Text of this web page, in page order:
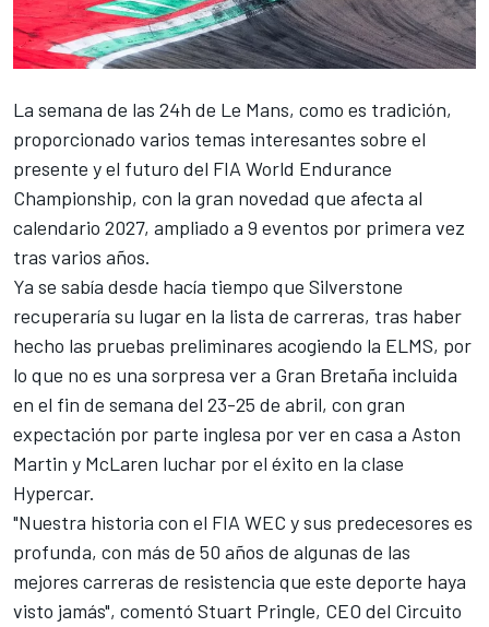
La semana de las 24h de Le Mans, como es tradición,
proporcionado varios temas interesantes sobre el
presente y el futuro del FIA World Endurance
Championship, con la gran novedad que afecta al
calendario 2027, ampliado a 9 eventos por primera vez
tras varios años.
Ya se sabía desde hacía tiempo que Silverstone
recuperaría su lugar en la lista de carreras, tras haber
hecho las pruebas preliminares acogiendo la ELMS, por
lo que no es una sorpresa ver a Gran Bretaña incluida
en el fin de semana del 23-25 de abril, con gran
expectación por parte inglesa por ver en casa a Aston
Martin y McLaren luchar por el éxito en la clase
Hypercar.
"Nuestra historia con el FIA WEC y sus predecesores es
profunda, con más de 50 años de algunas de las
mejores carreras de resistencia que este deporte haya
visto jamás", comentó Stuart Pringle, CEO del Circuito